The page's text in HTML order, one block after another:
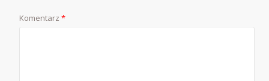
Komentarz*